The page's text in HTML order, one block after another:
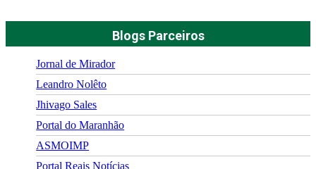
Blogs Parceiros
Jornal de Mirador
Leandro Nolêto
Jhivago Sales
Portal do Maranhão
ASMOIMP
Portal Reais Notí­cias